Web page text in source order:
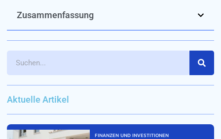
Zusammenfassung
Aktuelle Artikel
FINANZEN UND INVESTITIONEN